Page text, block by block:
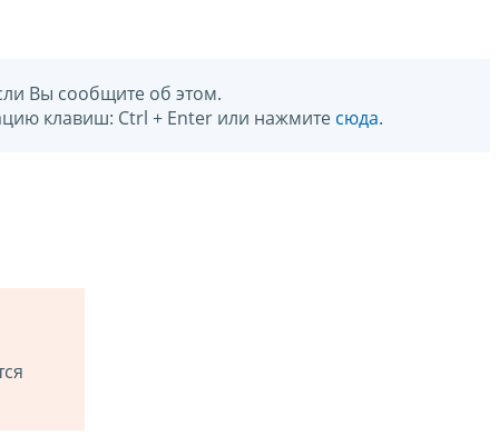
Вы сообщите об этом.
клавиш: Ctrl + Enter или нажмите сюда.